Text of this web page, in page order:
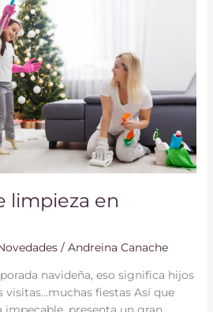
limpieza en
/Andreina Canache
navideña, eso significa hijos
visitas…muchas fiestas Así que
impecable, presenta un gran